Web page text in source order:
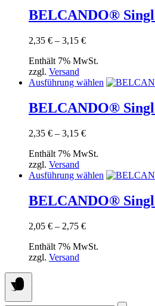
Produktseite
weist
mehrere
können
auf
Produktseite
BELCANDO®
2,35 € – 3,15 €Preisspanne:
bis
Enthält 7% MwSt.
zzgl. Versand
Ausführung wählen Dieses
weist
mehrere
können
auf
Produktseite
gewählt
BELCANDO®
2,35 € – 3,15 €Preisspanne:
bis
Enthält 7% MwSt.
zzgl. Versand
Ausführung wählen Dieses
weist
mehrere
BELCANDO®
2,05 € – 2,75 €Preisspanne:
bis
Enthält 7% MwSt.
zzgl. Versand